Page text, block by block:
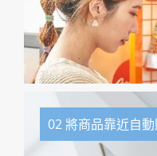
02 將商品靠近自